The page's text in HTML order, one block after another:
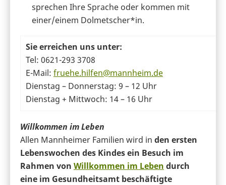
sprechen Ihre Sprache oder kommen mit
einer/einem Dolmetscher*in.
Sie erreichen uns unter:
Tel: 0621-293 3708
E-Mail: fruehe.hilfen@mannheim.de
Dienstag – Donnerstag: 9 – 12 Uhr
Dienstag + Mittwoch: 14 – 16 Uhr
Willkommen im Leben
Allen Mannheimer Familien wird in den ersten
Lebenswochen des Kindes ein Besuch im
Rahmen von Willkommen im Leben durch
eine im Gesundheitsamt beschäftigte